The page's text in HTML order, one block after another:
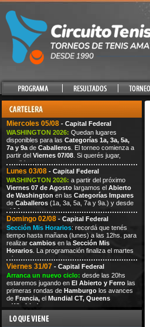
Miercoles 05/08 - Capital Federal
WASHINGTON 2026: Quedan lugares
disponibles para las Categorías 1a, 3a, 5a,
7a y 9a de Caballeros . El torneo comienza a
partir del Viernes 07/08 . Si querés jugar,
escribi
Lunes 03/08 - Capital Federal
WASHINGTON 2026: a partir del próximo
Viernes 07 de Agosto largamos el Abierto
de Washington en las Categorías Impares
de Caballeros (1a, 3a, 5a, 7a y 9a.) y desde
el14
Domingo 02/08 - Capital Federal
Sección Mis Horarios: recordá que tenés
tiempo hasta mañana (lunes) a las 12hs. para
realizar cambios en la Sección Mis
Horarios . La programación finaliza el martes
a las
Viernes 31/07 - Capital Federal
Arranca un nuevo ciclo: desde las 20hs
estaremos jugando en El Abierto y Ferro las
primeras rondas de Hamburgo los avances
de Francia, el Mundial CT, Queens
Wimbledon